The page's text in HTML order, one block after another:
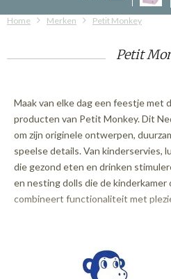
Home Merken Petit Monkey
Petit
Maak van elke dag een feestje met
producten van Petit Monkey. Dit
om zijn originele ontwerpen,
speelse details. Van kinderservies,
die gezond eten en drinken
en nesting dolls die de
combineert functionaliteit met